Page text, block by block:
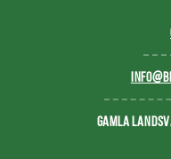
GAMLA